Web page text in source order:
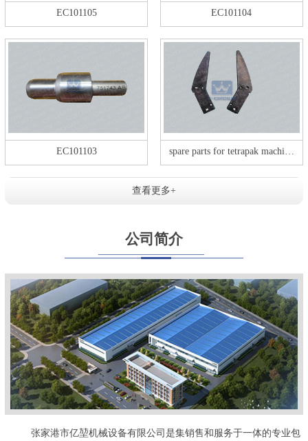
EC101105 EC101104
EC101103 spare parts for tetrapak machi…
查看更多+
公司简介
张家港市亿堃机械设备有限公司是集销售和服务于一体的专业包